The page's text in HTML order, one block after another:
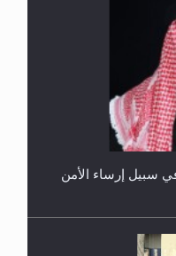
طلاب من مدرسة الحفظ
سبيل إرساء الأمن